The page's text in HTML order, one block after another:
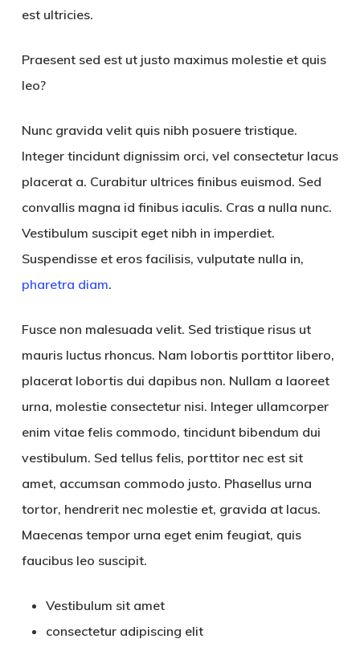
est ultricies.
Praesent sed est ut justo maximus molestie et quis
leo?
Nunc gravida velit quis nibh posuere tristique.
Integer tincidunt dignissim orci, vel consectetur lacus
placerat a. Curabitur ultrices finibus euismod. Sed
convallis magna id finibus iaculis. Cras a nulla nunc.
Vestibulum suscipit eget nibh in imperdiet.
Suspendisse et eros facilisis, vulputate nulla in,
pharetra diam.
Fusce non malesuada velit. Sed tristique risus ut
mauris luctus rhoncus. Nam lobortis porttitor libero,
placerat lobortis dui dapibus non. Nullam a laoreet
urna, molestie consectetur nisi. Integer ullamcorper
enim vitae felis commodo, tincidunt bibendum dui
vestibulum. Sed tellus felis, porttitor nec est sit
amet, accumsan commodo justo. Phasellus urna
tortor, hendrerit nec molestie et, gravida at lacus.
Maecenas tempor urna eget enim feugiat, quis
faucibus leo suscipit.
Vestibulum sit amet
consectetur adipiscing elit